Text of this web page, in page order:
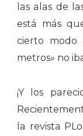
las alas de
está más
cierto modo
metros» no
¡Y los
la revista